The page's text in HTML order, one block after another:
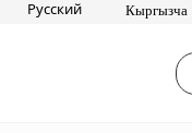
Русский Кыргызча